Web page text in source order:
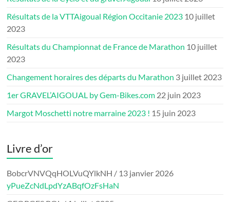
Résultats de la VTTAigoual Région Occitanie 2023 10 juillet
2023
Résultats du Championnat de France de Marathon 10 juillet
2023
Changement horaires des départs du Marathon 3 juillet 2023
1er GRAVEL’AIGOUAL by Gem-Bikes.com 22 juin 2023
Margot Moschetti notre marraine 2023 ! 15 juin 2023
Livre d’or
BobcrVNVQqHOLVuQYlkNH / 13 janvier 2026
yPueZcNdLpdYzABqfOzFsHaN